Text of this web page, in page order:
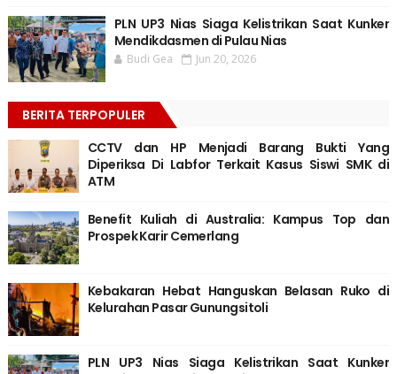
PLN UP3 Nias Siaga Kelistrikan Saat Kunker
Mendikdasmen di Pulau Nias
Budi Gea Jun 20, 2026
BERITA TERPOPULER
CCTV dan HP Menjadi Barang Bukti Yang
Diperiksa Di Labfor Terkait Kasus Siswi SMK di
ATM
Benefit Kuliah di Australia: Kampus Top dan
Prospek Karir Cemerlang
Kebakaran Hebat Hanguskan Belasan Ruko di
Kelurahan Pasar Gunungsitoli
PLN UP3 Nias Siaga Kelistrikan Saat Kunker